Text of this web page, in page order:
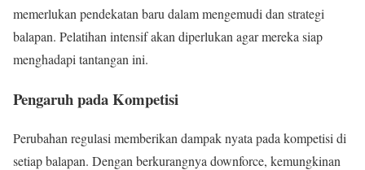
memerlukan pendekatan baru dalam mengemudi dan strategi
balapan. Pelatihan intensif akan diperlukan agar mereka siap
menghadapi tantangan ini.
Pengaruh pada Kompetisi
Perubahan regulasi memberikan dampak nyata pada kompetisi di
setiap balapan. Dengan berkurangnya downforce, kemungkinan